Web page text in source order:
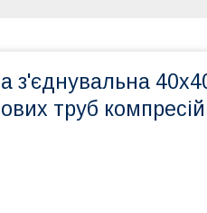
з'єднувальна
труб